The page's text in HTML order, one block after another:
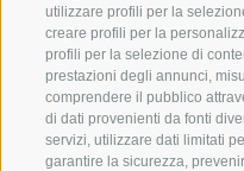
utilizzare profili per la
creare profili per la
profili per la selezione di
prestazioni degli annunci,
comprendere il pubblico
di dati provenienti da fonti
servizi, utilizzare dati limitati
garantire la sicurezza,
VAL GIOVO
VAL RACINES
VAL RIDANNA